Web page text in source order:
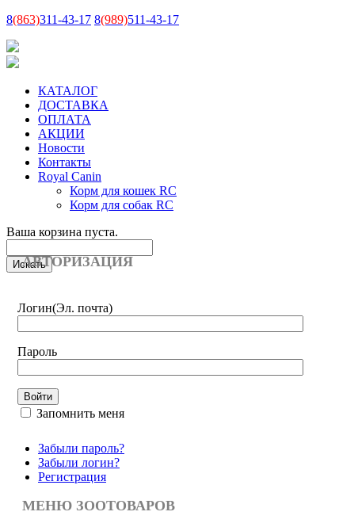
8(863)311-43-17 8(989)511-43-17
КАТАЛОГ
ДОСТАВКА
ОПЛАТА
АКЦИИ
Новости
Контакты
Royal Canin
Корм для кошек RC
Корм для собак RC
Ваша корзина пуста.
АВТОРИЗАЦИЯ
Логин(Эл. почта)
Пароль
Запомнить меня
Забыли пароль?
Забыли логин?
Регистрация
МЕНЮ ЗООТОВАРОВ